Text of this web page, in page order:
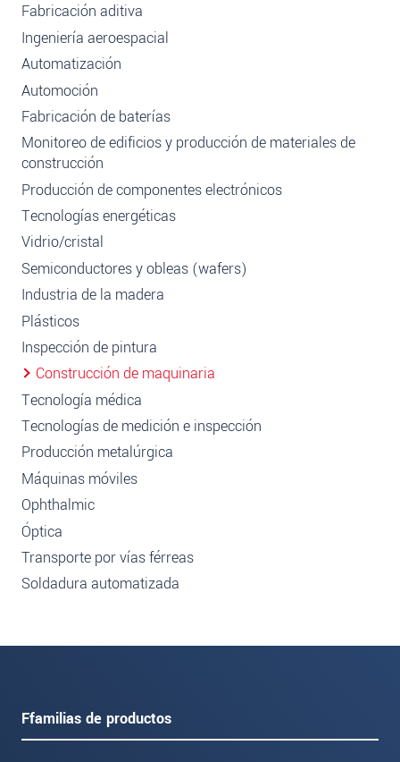
Fabricación aditiva
Ingeniería aeroespacial
Automatización
Automoción
Fabricación de baterías
Monitoreo de edificios y producción de materiales de
construcción
Producción de componentes electrónicos
Tecnologías energéticas
Vidrio/cristal
Semiconductores y obleas (wafers)
Industria de la madera
Plásticos
Inspección de pintura
Construcción de maquinaria
Tecnología médica
Tecnologías de medición e inspección
Producción metalúrgica
Máquinas móviles
Ophthalmic
Óptica
Transporte por vías férreas
Soldadura automatizada
Ffamilias de productos